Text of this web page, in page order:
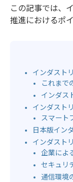
この記事では、
推進におけるポ
インダスト
これまで
インダス
インダスト
スマート
日本版イン
インダスト
企業によ
セキュリ
通信環境